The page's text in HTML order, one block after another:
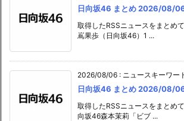
日向坂46 まとめ 2026/08/
取得したRSSニュースをまとめ
嶌果歩（日向坂46）1 ...
2026/08/06 : ニュースキーワー
日向坂46 まとめ 2026/08/
取得したRSSニュースをまとめ
向坂46森本茉莉「ビブ ...